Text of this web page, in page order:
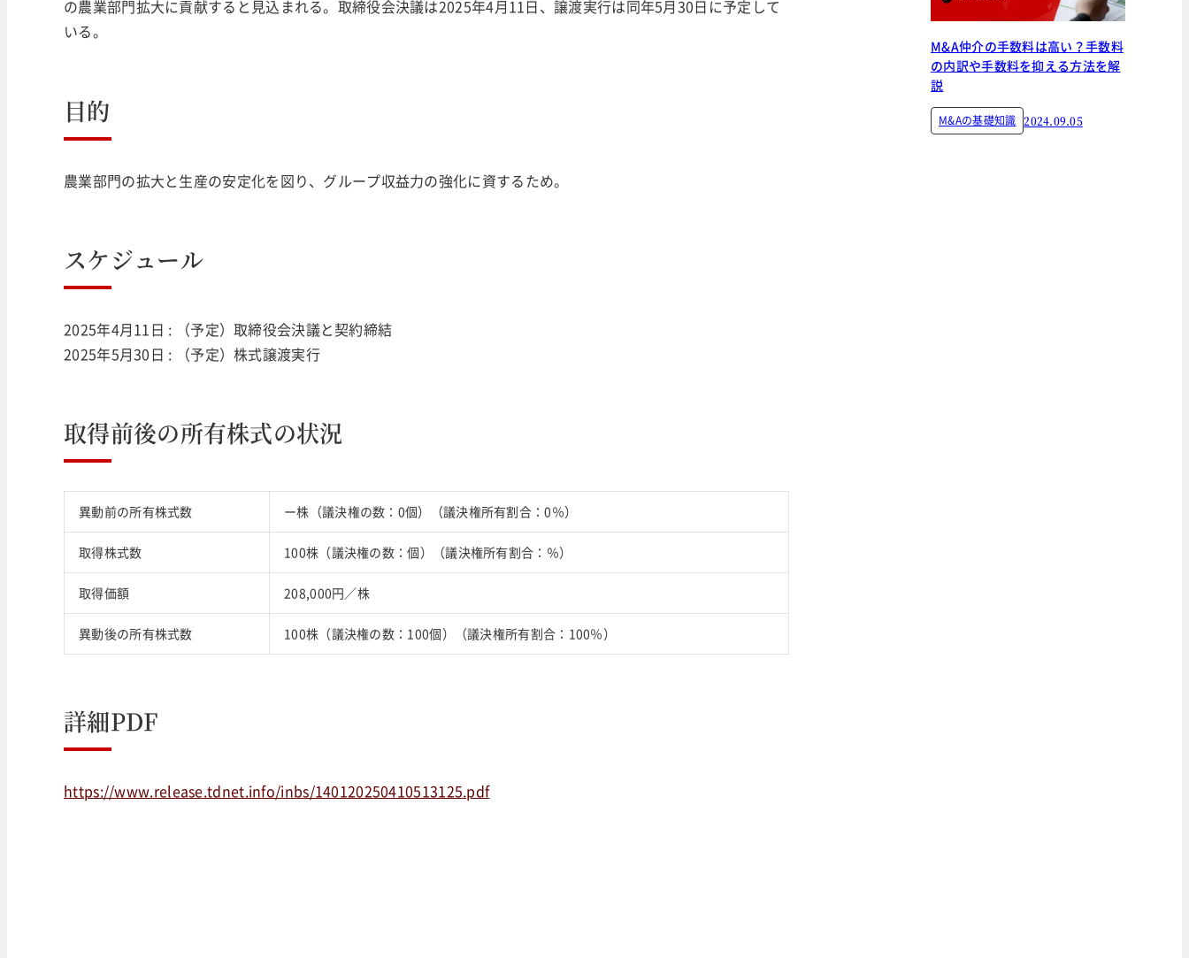
の農業部門拡大に貢献すると見込まれる。取締役会決議は2025年4月11日、譲渡実行は同年5月30日に予定して
いる。
目的
農業部門の拡大と生産の安定化を図り、グループ収益力の強化に資するため。
スケジュール
2025年4月11日 : （予定）取締役会決議と契約締結
2025年5月30日 : （予定）株式譲渡実行
取得前後の所有株式の状況
異動前の所有株式数 ー株（議決権の数：0個）（議決権所有割合：0％）
取得株式数 100株（議決権の数：個）（議決権所有割合：％）
取得価額 208,000円／株
異動後の所有株式数 100株（議決権の数：100個）（議決権所有割合：100％）
詳細PDF
https://www.release.tdnet.info/inbs/140120250410513125.pdf
M&A仲介の手数料は高い？手数料
の内訳や手数料を抑える方法を解
説
M&Aの基礎知識 2024.09.05